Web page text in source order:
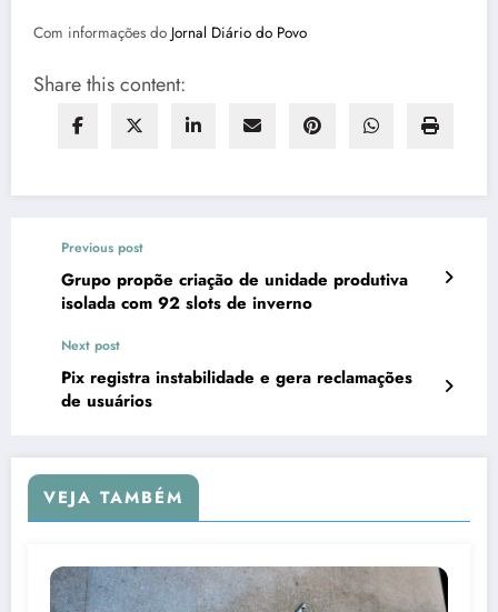
Com informações do Jornal Diário do Povo
Share this content:
Previous post
Grupo propõe criação de unidade produtiva
isolada com 92 slots de inverno
Next post
Pix registra instabilidade e gera reclamações
de usuários
VEJA TAMBÉM